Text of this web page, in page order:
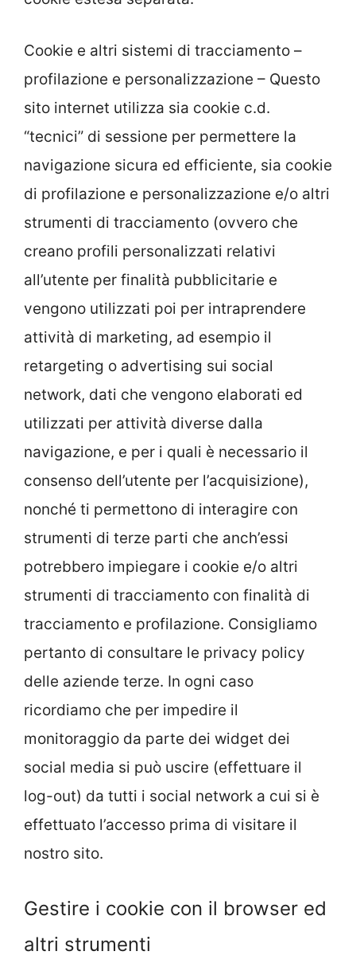
Cookie e altri sistemi di tracciamento –
profilazione e personalizzazione – Questo
sito internet utilizza sia cookie c.d.
“tecnici” di sessione per permettere la
navigazione sicura ed efficiente, sia cookie
di profilazione e personalizzazione e/o altri
strumenti di tracciamento (ovvero che
creano profili personalizzati relativi
all’utente per finalità pubblicitarie e
vengono utilizzati poi per intraprendere
attività di marketing, ad esempio il
retargeting o advertising sui social
network, dati che vengono elaborati ed
utilizzati per attività diverse dalla
navigazione, e per i quali è necessario il
consenso dell’utente per l’acquisizione),
nonché ti permettono di interagire con
strumenti di terze parti che anch’essi
potrebbero impiegare i cookie e/o altri
strumenti di tracciamento con finalità di
tracciamento e profilazione. Consigliamo
pertanto di consultare le privacy policy
delle aziende terze. In ogni caso
ricordiamo che per impedire il
monitoraggio da parte dei widget dei
social media si può uscire (effettuare il
log-out) da tutti i social network a cui si è
effettuato l’accesso prima di visitare il
nostro sito.
Gestire i cookie con il browser ed
altri strumenti